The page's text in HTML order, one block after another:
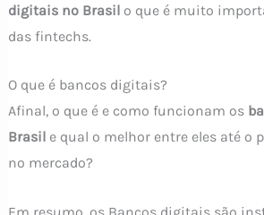
digitais no Brasilo que é muito
das fintechs.
O que é bancos digitais?
Afinal, o que é e como funcionam os
Brasile qual o melhor entre eles até o
no mercado?